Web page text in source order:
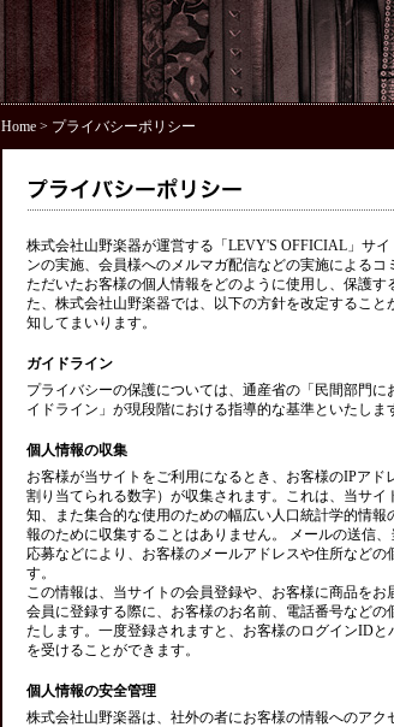
Home> プライバシーポリシー
株式会社山野楽器が運営する「LEVY'S OFFICIAL」サ
ンの実施、会員様へのメルマガ配信などの実施による
ただいたお客様の個人情報をどのように使用し、保護
た、株式会社山野楽器では、以下の方針を改定するこ
知してまいります。
ガイドライン
プライバシーの保護については、通産省の「民間部門
イドライン」が現段階における指導的な基準といたしま
個人情報の収集
お客様が当サイトをご利用になるとき、お客様のIPア
割り当てられる数字）が収集されます。これは、当サ
知、また集合的な使用のための幅広い人口統計学的情
報のために収集することはありません。 メールの送信
応募などにより、お客様のメールアドレスや住所など
す。
この情報は、当サイトの会員登録や、お客様に商品を
会員に登録する際に、お客様のお名前、電話番号など
たします。一度登録されますと、お客様のログインID
を受けることができます。
個人情報の安全管理
株式会社山野楽器は、社外の者にお客様の情報へのア